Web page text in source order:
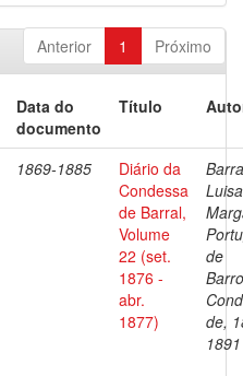
Anterior 1 Próximo
Data do
documento
Título
1869-1885
Diário da
Condessa
de Barral,
Volume
22 (set.
1876 -
abr.
1877)
Luisa
de
de,
1891